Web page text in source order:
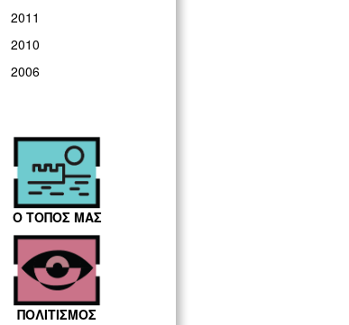
2011
2010
2006
Ο ΤΟΠΟΣ ΜΑΣ
ΠΟΛΙΤΙΣΜΟΣ